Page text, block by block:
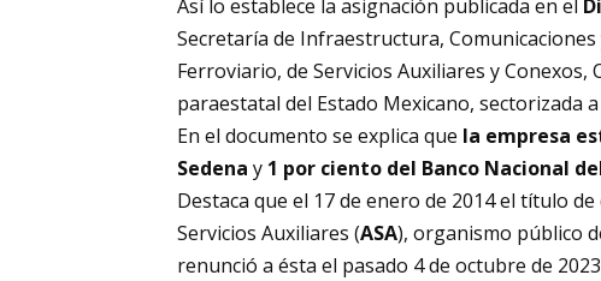
Así lo establece la asignación publicada en el
Secretaría de Infraestructura,
Ferroviario, de Servicios Auxiliares y Conexos,
paraestatal del Estado Mexicano, sectorizada a
En el documento se explica que la empresa
Sedena y 1 por ciento del Banco Nacional
Destaca que el 17 de enero de 2014 el título
Servicios Auxiliares (ASA), organismo público
renunció a ésta el pasado 4 de octubre de